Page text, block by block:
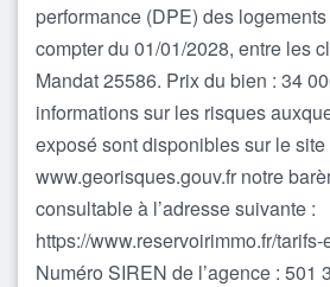
performance (DPE) des
compter du 01/01/2028, entre les
Mandat 25586. Prix du bien : 34
informations sur les risques
exposé sont disponibles sur le
www.georisques.gouv.fr notre
consultable à l’adresse suivante :
https://www.reservoirimmo.fr/
Numéro SIREN de l’agence : 501